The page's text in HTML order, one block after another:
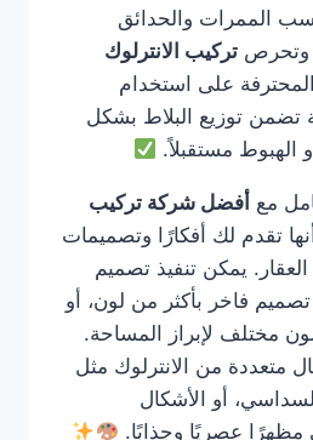
الممرات والحدائق
وتحرص تركيب الانترلوك
المحترفة على استخدام
توزيع البلاط بشكل
الهبوط مستقبلاً.
مع أفضل شركة تركيب
أنها تقدم لك أفكارًا وتصميمات
يمكن تنفيذ تصميم
فاخر بأكثر من لون، أو
مختلف لإبراز المساحة.
متعددة من الانترلوك مثل
أو الأشكال
مظهرًا عصريًا وجذابًا.